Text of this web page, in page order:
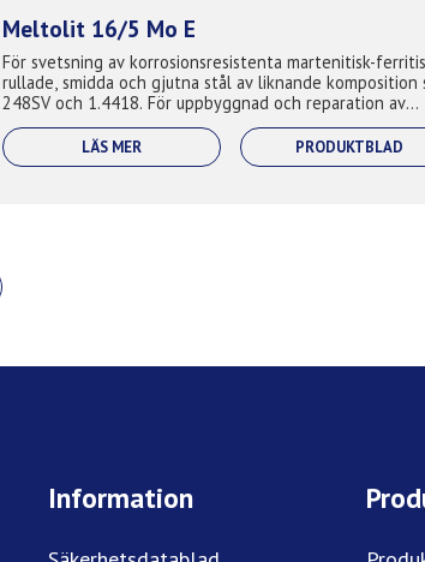
Meltolit 16/5 Mo E
För svetsning av korrosionsresistenta martenitisk-
rullade, smidda och gjutna stål av liknande komposition
248SV och 1.4418. För uppbyggnad och reparation av
gjutfel, tillverkning ...
LÄS MER PRODUKTBLAD
PÅ
Information